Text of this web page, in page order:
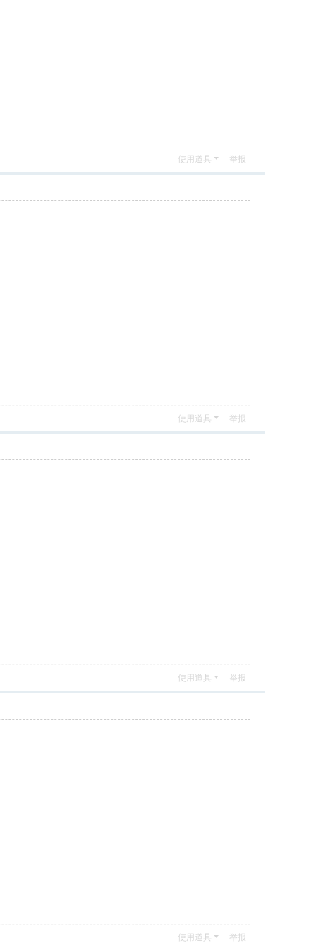
使用道具 举报
使用道具 举报
使用道具 举报
使用道具 举报